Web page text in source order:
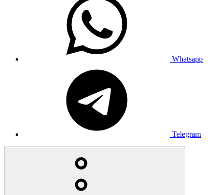
Whatsapp
Telegram